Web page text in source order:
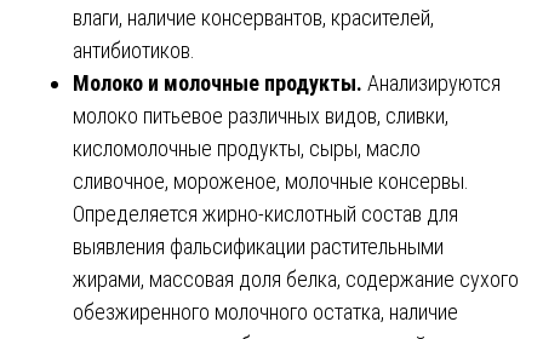
влаги, наличие консервантов, красителей,
антибиотиков.
Молоко и молочные продукты. Анализируются
молоко питьевое различных видов, сливки,
кисломолочные продукты, сыры, масло
сливочное, мороженое, молочные консервы.
Определяется жирно-кислотный состав для
выявления фальсификации растительными
жирами, массовая доля белка, содержание сухого
обезжиренного молочного остатка, наличие